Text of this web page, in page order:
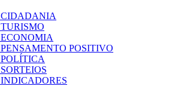
CIDADANIA
TURISMO
ECONOMIA
PENSAMENTO POSITIVO
POLÍTICA
SORTEIOS
INDICADORES